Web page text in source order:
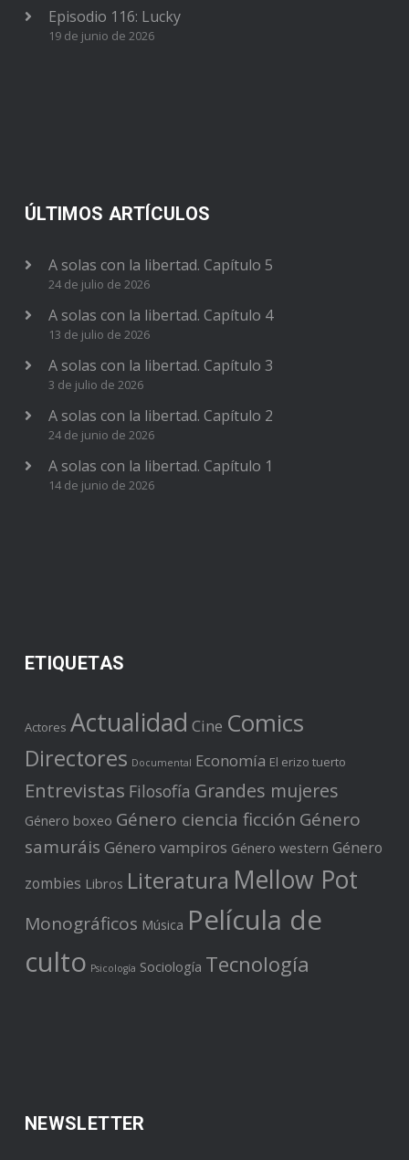
Episodio 116: Lucky
19 de junio de 2026
ÚLTIMOS ARTÍCULOS
A solas con la libertad. Capítulo 5
24 de julio de 2026
A solas con la libertad. Capítulo 4
13 de julio de 2026
A solas con la libertad. Capítulo 3
3 de julio de 2026
A solas con la libertad. Capítulo 2
24 de junio de 2026
A solas con la libertad. Capítulo 1
14 de junio de 2026
ETIQUETAS
Actores Actualidad Cine Comics
Directores Documental Economía El erizo tuerto
Entrevistas Filosofía Grandes mujeres
Género boxeo Género ciencia ficción Género
samuráis Género vampiros Género western Género
zombies Libros Literatura Mellow Pot
Monográficos Música Película de
culto Psicología Sociología Tecnología
NEWSLETTER